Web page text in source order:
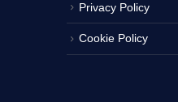
Privacy Policy
Cookie Policy